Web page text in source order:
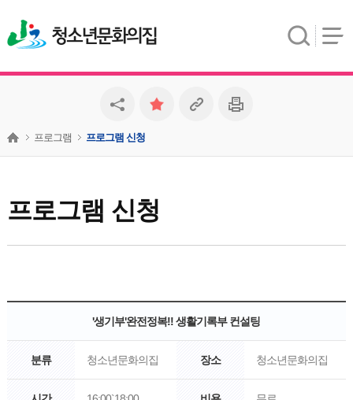
청소년문화의집
프로그램 신청
프로그램 프로그램 신청
'생기부'완전정복!! 생활기록부 컨설팅
분류 청소년문화의집 장소 청소년문화의집